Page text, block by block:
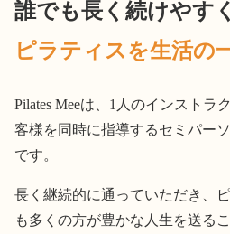
誰でも長く続けやすく
ピラティスを生活の
Pilates Meeは、1人のインストラ
客様を同時に指導するセミパー
です。
長く継続的に通っていただき、
も多くの方が豊かな人生を送る